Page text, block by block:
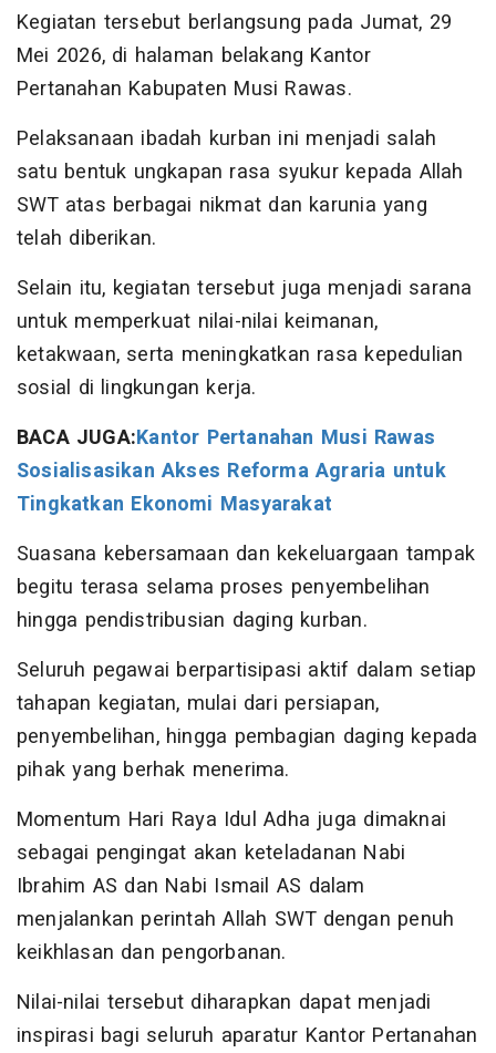
Kegiatan tersebut berlangsung pada Jumat, 29
Mei 2026, di halaman belakang Kantor
Pertanahan Kabupaten Musi Rawas.
Pelaksanaan ibadah kurban ini menjadi salah
satu bentuk ungkapan rasa syukur kepada Allah
SWT atas berbagai nikmat dan karunia yang
telah diberikan.
Selain itu, kegiatan tersebut juga menjadi sarana
untuk memperkuat nilai-nilai keimanan,
ketakwaan, serta meningkatkan rasa kepedulian
sosial di lingkungan kerja.
BACA JUGA:Kantor Pertanahan Musi Rawas
Sosialisasikan Akses Reforma Agraria untuk
Tingkatkan Ekonomi Masyarakat
Suasana kebersamaan dan kekeluargaan tampak
begitu terasa selama proses penyembelihan
hingga pendistribusian daging kurban.
Seluruh pegawai berpartisipasi aktif dalam setiap
tahapan kegiatan, mulai dari persiapan,
penyembelihan, hingga pembagian daging kepada
pihak yang berhak menerima.
Momentum Hari Raya Idul Adha juga dimaknai
sebagai pengingat akan keteladanan Nabi
Ibrahim AS dan Nabi Ismail AS dalam
menjalankan perintah Allah SWT dengan penuh
keikhlasan dan pengorbanan.
Nilai-nilai tersebut diharapkan dapat menjadi
inspirasi bagi seluruh aparatur Kantor Pertanahan